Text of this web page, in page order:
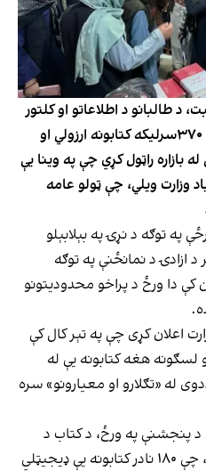
د طالبانو د اطلاعاتو او کلتور
وزارت ویلي چې په تېر کال کې یې ۳۷۰سرلیکه کتابونه ارزولي او
بازاره راټول کړي چې په وینا یې
وزارت ویلي، چې ټولو عامه
ورځې په توګه د نړۍ په بېلابېلو
ازادۍ د نمانځنې په توګه
دا ورځ د پراخو محدودیتونو
اعلان کړی چې په تېر کال کې
او لسګونه هغه کتابونه یې له
له «تګلارو او معیارونو» سره
د پنجشنې په ورځ، د کتاب د
نړیوالې ورځې په مناسبت وویل، چې ۱۸۰ نادر کتابونه یې ډیجیټلي